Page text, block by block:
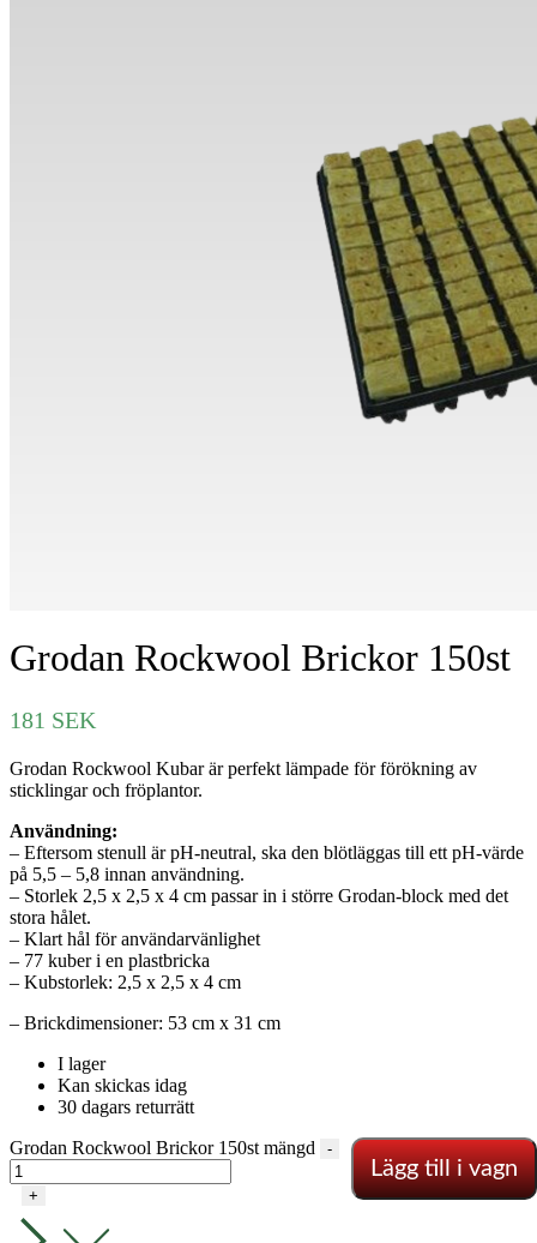
Grodan Rockwool Brickor 150st
181 SEK
Grodan Rockwool Kubar är perfekt lämpade för förökning av
sticklingar och fröplantor.
Användning:
– Eftersom stenull är pH-neutral, ska den blötläggas till ett pH-värde
på 5,5 – 5,8 innan användning.
– Storlek 2,5 x 2,5 x 4 cm passar in i större Grodan-block med det
stora hålet.
– Klart hål för användarvänlighet
– 77 kuber i en plastbricka
– Kubstorlek: 2,5 x 2,5 x 4 cm
– Brickdimensioner: 53 cm x 31 cm
I lager
Kan skickas idag
30 dagars returrätt
Grodan Rockwool Brickor 150st mängd
-
+
Lägg till i vagn